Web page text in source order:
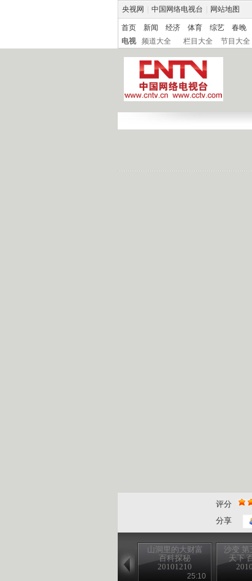
央视网 中国网络电视台 网站地图
首页 新闻 经济 体育 综艺 春晚
电视
频道大全 栏目大全 节目大全
评分
分享
山洞里的大财富
百科探秘
20101210
25:10
沙变 第
天下